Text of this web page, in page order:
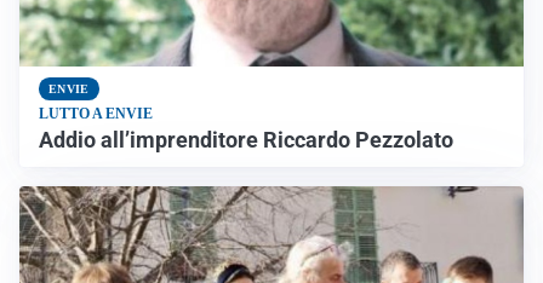
ENVIE
LUTTO A ENVIE
Addio all’imprenditore Riccardo Pezzolato